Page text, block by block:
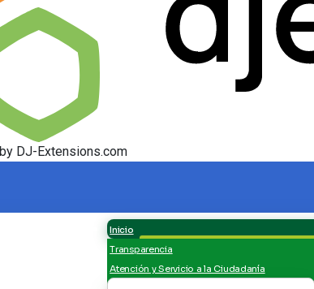
by DJ-Extensions.com
Inicio
Transparencia
Atención y Servicio a la Ciudadanía